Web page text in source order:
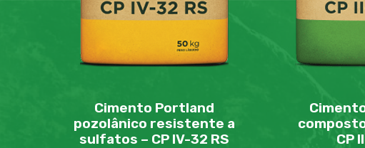
Cimento Portland
pozolânico resistente a
sulfatos – CP IV-32 RS
CP